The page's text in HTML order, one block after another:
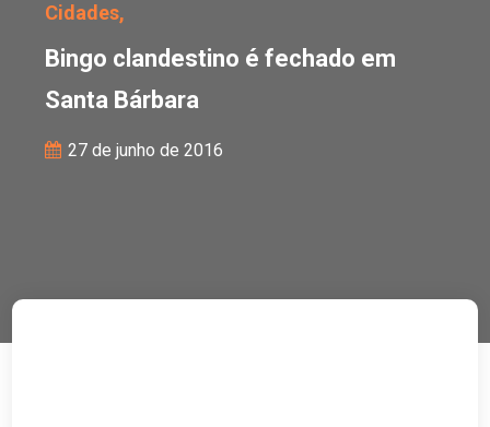
Cidades,
Bingo clandestino é fechado em
Santa Bárbara
27 de junho de 2016